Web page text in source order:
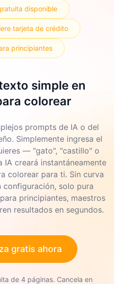
disponible
tarjeta de crédito
principiantes
simple en
colorear
prompts de IA o del
Simplemente ingresa el
— "gato", "castillo" o
creará instantáneamente
colorear para ti. Sin curva
configuración, solo pura
principiantes, maestros
resultados en segundos.
gratis ahora
de 4 páginas. Cancela en